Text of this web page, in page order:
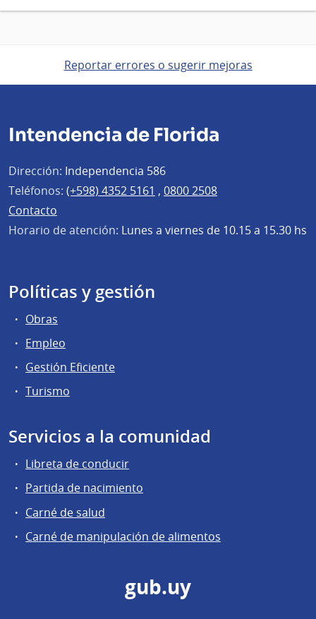
Reportar errores o sugerir mejoras
Intendencia de Florida
Dirección: Independencia 586
Teléfonos: (+598) 4352 5161 , 0800 2508
Contacto
Horario de atención: Lunes a viernes de 10.15 a 15.30 hs
Políticas y gestión
Obras
Empleo
Gestión Eficiente
Turismo
Servicios a la comunidad
Libreta de conducir
Partida de nacimiento
Carné de salud
Carné de manipulación de alimentos
gub.uy